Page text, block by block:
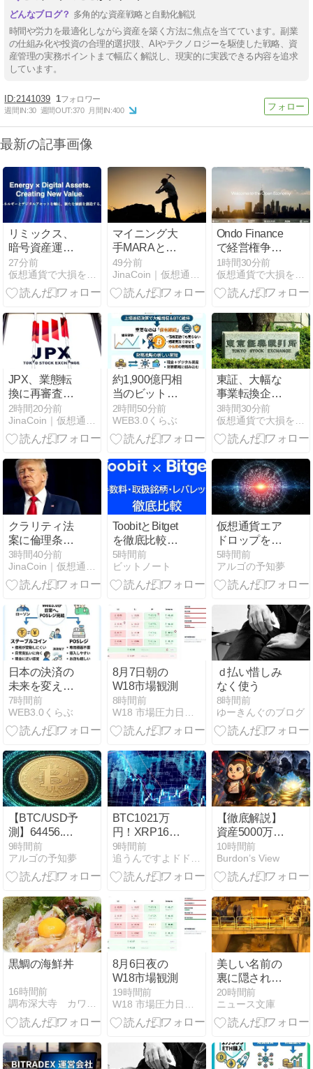
多角的な資産戦略と自動化解説
時間や労力を最適化しながら資産を築く方法に焦点を当てています。副業
の仕組み化や投資の合理的選択肢、AIやテクノロジーを駆使した戦略、資
産管理の実務ポイントまで幅広く解説し、現実的に実践できる内容を追求
しています。
2141039 1
週間IN:30 週間OUT:370 月間IN:400
最新の記事画像
リミックス、
暗号資産運用
で1.6億円超
──最新実績を
開示
27分前
マイニング大
手MARAとク
リーンスパー
ク、赤字転落
──AI転換に差
49分前
Ondo Finance
で経営権争い
──故創業者の
母がCEO解任
求め提訴＝
1時間30分前
JPX、業態転
換に再審査制
度を検討──暗
号資産トレジ
ャリー企業は
2時間20分前
約1,900億円相
当のビットコ
イン保有も維
持
2時間50分前
WEB3.0くらぶ
東証、大幅な
事業転換企業
への再審査制
度を検討──暗
号資産トレジ
も影響か
3時間30分前
クラリティ法
案に倫理条項
案──トランプ
米大統領へ暗
号資産事業の
3時間40分前
JinaCoin｜仮想通貨/暗号資産ニュース・情報メディア
ToobitとBitget
を徹底比較！
手数料や取扱
銘柄・レバレ
ッジなどの違
検証
5時間前
ビットノート
仮想通貨エア
ドロップを確
実に受け取
る！12ヶ月間
代行サービス
的に資産拡大
を実現
5時間前
アルゴの予知夢
日本の決済の
未来を変える
か
7時間前
WEB3.0くらぶ
8月7日朝の
W18市場観測
8時間前
W18 市場圧力日記｜世界市場の圧力を読む観測メモ
ｄ払い惜しみ
なく使う
8時間前
ゆーきんぐのブログ
【BTC/USD予
測】64456.01
円下降トレン
ド｜MACDデ
ッドクロスで
値動き
【08/07】
9時間前
アルゴの予知夢
BTC1021万
円！XRP164
円！
9時間前
追うんですよドドリアさん
【徹底解説】
資産5000万円
（準富裕層）
に到達して判
明する「5つ
実」と生き残
り戦略
10時間前
Burdon’s View
黒鯛の海鮮丼
16時間前
調布深大寺 カワセミだるまとNEM！！！
8月6日夜の
W18市場観測
19時間前
W18 市場圧力日記｜世界市場の圧力を読む観測メモ
美しい名前の
裏に隠された
泥沼：南鳥島
における希土
類泥開発の知
－社説
20時間前
ニュース文庫